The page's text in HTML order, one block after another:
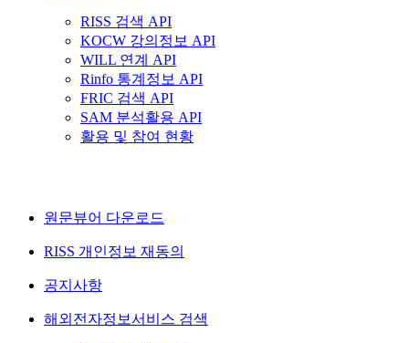
RISS 검색 API
KOCW 강의정보 API
WILL 연계 API
Rinfo 통계정보 API
FRIC 검색 API
SAM 분석활용 API
활용 및 참여 현황
원문뷰어 다운로드
RISS 개인정보 재동의
공지사항
해외전자정보서비스 검색